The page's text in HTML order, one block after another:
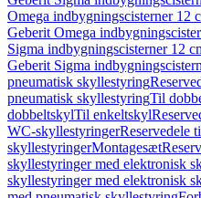
Omega indbygningscisterner 12
Geberit Omega
Sigma indbygningscisterner 12
Geberit Sigma
pneumatisk skyllestyring
pneumatisk skyllestyringTil
dobbeltskylTil enkeltskyl
WC-skyllestyringerReservedele
skyllestyringerMontagesæt
skyllestyringer med elektronisk
skyllestyringer med elektronisk